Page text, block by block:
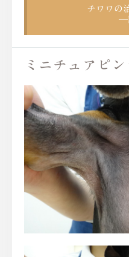
チワワの
―
ミニチュアピ